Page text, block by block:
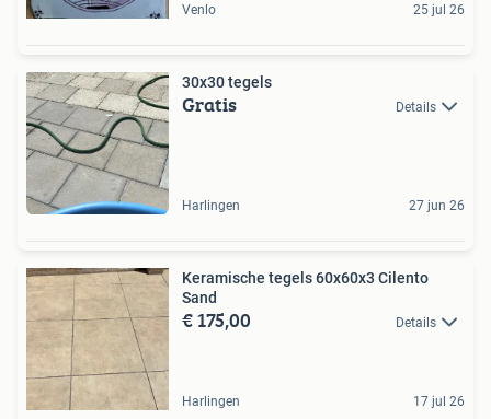
Venlo 25 jul 26
30x30 tegels
Gratis Details
Harlingen 27 jun 26
Keramische tegels 60x60x3 Cilento
Sand
€ 175,00 Details
Harlingen 17 jul 26